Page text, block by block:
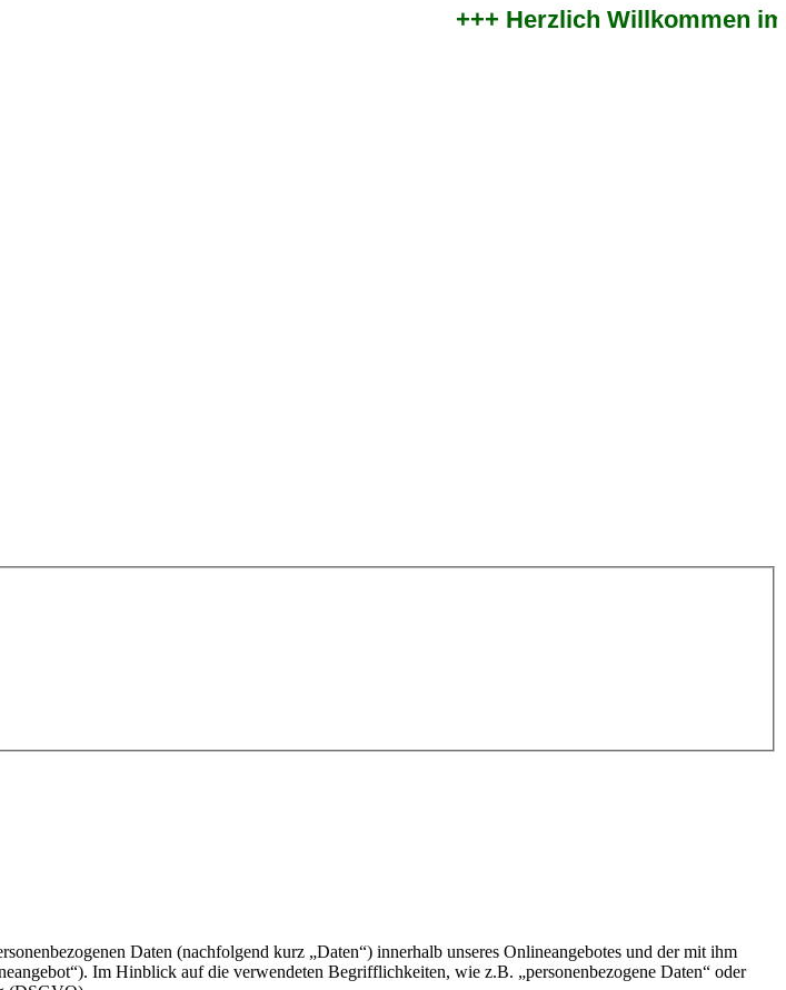
+++ Herzlich Willkommen im
Daten (nachfolgend kurz „Daten“) innerhalb unseres Onlineangebotes und der mit ihm
Im Hinblick auf die verwendeten Begrifflichkeiten, wie z.B. „personenbezogene Daten“ oder